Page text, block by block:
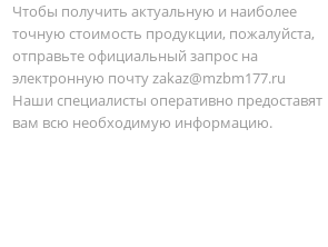
Чтобы получить актуальную и наиболее
точную стоимость продукции, пожалуйста,
отправьте официальный запрос на
электронную почтуzakaz@mzbm177.ru
Наши специалисты оперативно предоставят
вам всю необходимую информацию.